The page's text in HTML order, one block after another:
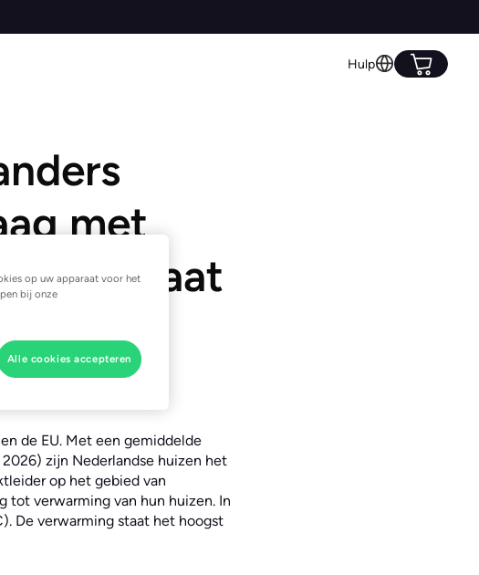
Hulp
met
de EU. Met een gemiddelde
zijn Nederlandse huizen het
op het gebied van
tot verwarming van hun huizen. In
De verwarming staat het hoogst
op uw apparaat voor het
bij onze
Alle cookies accepteren